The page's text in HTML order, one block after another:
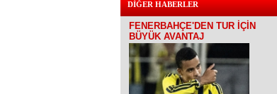
DİĞER HABERLER
FENERBAHÇE'DEN TUR İÇİN
BÜYÜK AVANTAJ